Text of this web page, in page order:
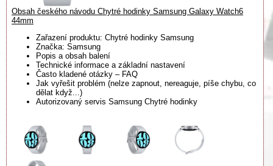
Obsah českého návodu Chytré hodinky Samsung Galaxy Watch6
44mm
Zařazení produktu: Chytré hodinky Samsung
Značka: Samsung
Popis a obsah balení
Technické informace a základní nastavení
Často kladené otázky – FAQ
Jak vyřešit problém (nelze zapnout, nereaguje, píše chybu, co
dělat když...)
Autorizovaný servis Samsung Chytré hodinky